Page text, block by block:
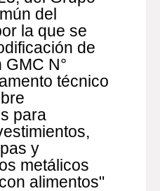
del
la que se
de
N°
técnico
para
y
metálicos
alimentos"